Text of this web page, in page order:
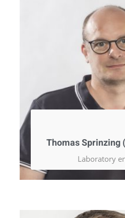
Thomas Sprinzing
Laboratory